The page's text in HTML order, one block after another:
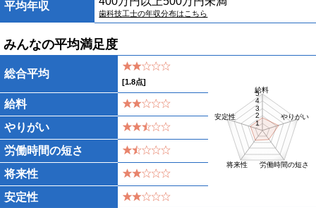
平均年収
歯科技工士の年収分布はこちら
みんなの平均満足度
総合平均
[1.8点]
1
2
3
4
5
給料
やりがい
労働時間の短さ
将来性
安定性
給料
やりがい
労働時間の短さ
将来性
安定性